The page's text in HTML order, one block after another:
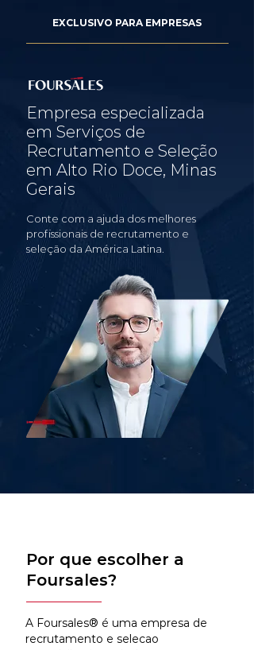
EXCLUSIVO PARA EMPRESAS
Empresa especializada
em Serviços de
Recrutamento e Seleção
em Alto Rio Doce, Minas
Gerais
Conte com a ajuda dos melhores
profissionais de recrutamento e
seleção da América Latina.
Por que escolher a
Foursales?
A Foursales® é uma empresa de
recrutamento e selecao